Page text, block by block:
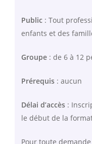
Public : Tout
enfants et des
Groupe : de 6 à 12
Prérequis : aucun
Délai d’accès :
le début de la
Pour toute